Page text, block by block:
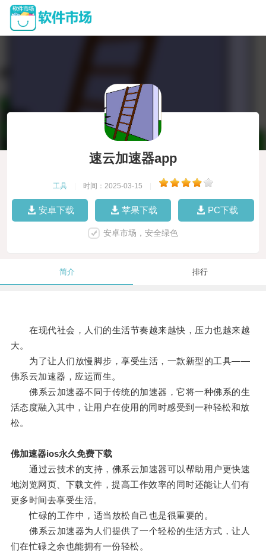
速云加速器app
工具 时间：2025-03-15
安卓下载 苹果下载 PC下载
安卓市场，安全绿色
简介 排行
在现代社会，人们的生活节奏越来越快，压力也越来越
大。
为了让人们放慢脚步，享受生活，一款新型的工具——
佛系云加速器，应运而生。
佛系云加速器不同于传统的加速器，它将一种佛系的生
活态度融入其中，让用户在使用的同时感受到一种轻松和放
松。
佛加速器ios永久免费下载
通过云技术的支持，佛系云加速器可以帮助用户更快速
地浏览网页、下载文件，提高工作效率的同时还能让人们有
更多时间去享受生活。
忙碌的工作中，适当放松自己也是很重要的。
佛系云加速器为人们提供了一个轻松的生活方式，让人
们在忙碌之余也能拥有一份轻松。